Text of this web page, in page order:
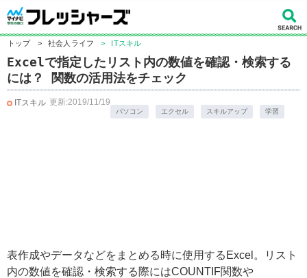
トップ > 社会人ライフ > ITスキル
Excelで指定したリスト内の数値を確認・検索する
には？ 関数の活用法をチェック
ITスキル 更新:2019/11/19
パソコン エクセル スキルアップ 学習
表作成やデータなどをまとめる時に使用するExcel。リスト
内の数値を確認・検索する際にはCOUNTIF関数や